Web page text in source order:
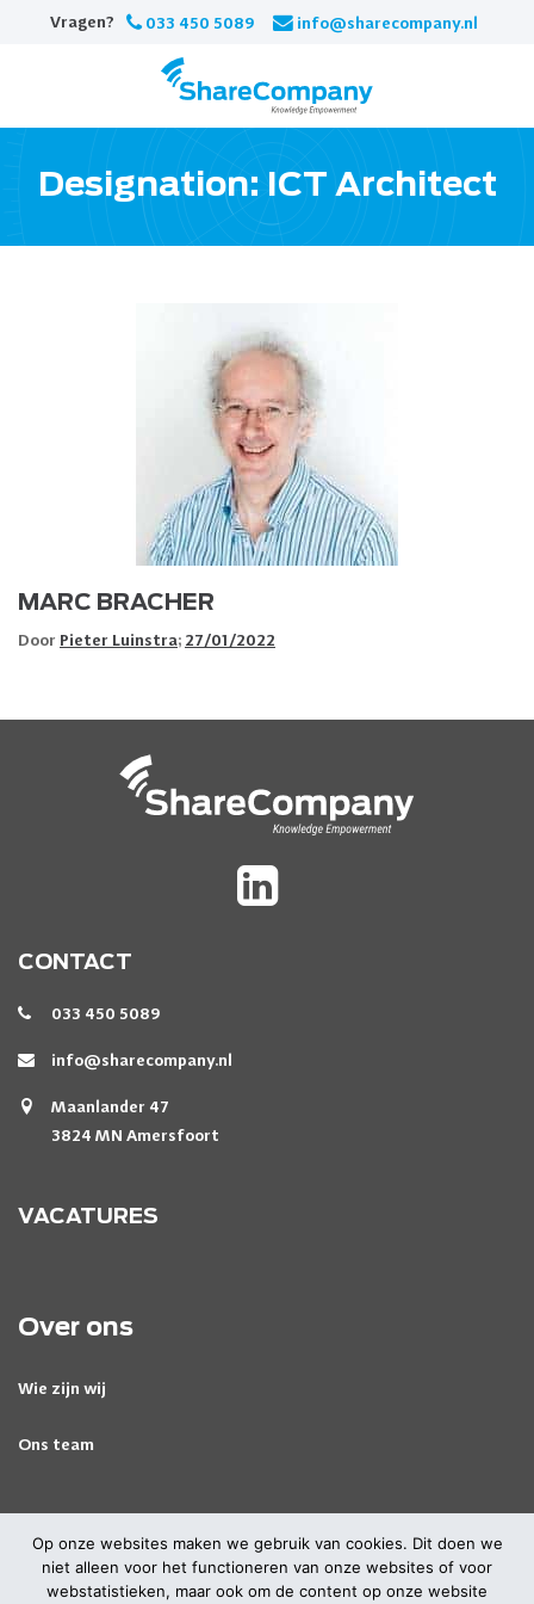
Vragen? 033 450 5089 info@sharecompany.nl
Designation: ICT Architect
MARC BRACHER
Door Pieter Luinstra; 27/01/2022
CONTACT
033 450 5089
info@sharecompany.nl
Maanlander 47
3824 MN Amersfoort
VACATURES
Over ons
Wie zijn wij
Ons team
Op onze websites maken we gebruik van cookies. Dit doen we
niet alleen voor het functioneren van onze websites of voor
webstatistieken, maar ook om de content op onze website